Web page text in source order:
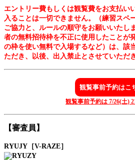
エントリー費もしくは観覧費をお支払い
入ることは一切できません。（練習スペ
ご協力と、ルールの順守をお願いいたし
者の無料招待枠を不正に使用したことが
の枠を使い無料で入場するなど）は、該
ただき、以後、出入禁止とさせていただ
観覧事前予約はこ
観覧事前予約は 7/26(土)
【審査員】
RYUJY［V-RAZE］